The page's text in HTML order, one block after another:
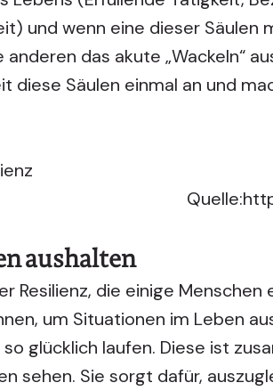
und wenn eine dieser Säulen
das akute „Wackeln“
diese Säulen einmal an und
Quelle:
aushalten
Resilienz, die einige
um Situationen im Leben
glücklich laufen. Diese ist
sehen. Sie sorgt dafür,